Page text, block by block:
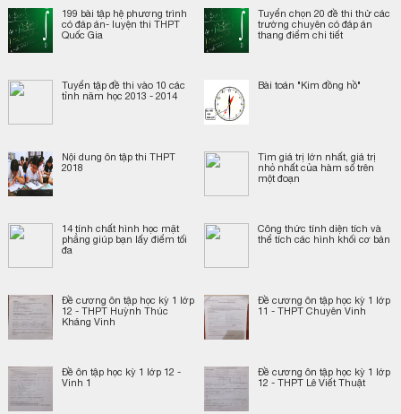
199 bài tập hệ phương trình
có đáp án- luyện thi THPT
Quốc Gia
Tuyển chọn 20 đề thi thử các
trường chuyên có đáp án
thang điểm chi tiết
Tuyển tập đề thi vào 10 các
tỉnh năm học 2013 - 2014
Bài toán "Kim đồng hồ"
Nội dung ôn tập thi THPT
2018
Tìm giá trị lớn nhất, giá trị
nhỏ nhất của hàm số trên
một đoạn
14 tính chất hình học mặt
phẳng giúp bạn lấy điểm tối
đa
Công thức tính diện tích và
thể tích các hình khối cơ bản
Đề cương ôn tập học kỳ 1 lớp
12 - THPT Huỳnh Thúc
Kháng Vinh
Đề cương ôn tập học kỳ 1 lớp
11 - THPT Chuyên Vinh
Đề ôn tập học kỳ 1 lớp 12 -
Vinh 1
Đề cương ôn tập học kỳ 1 lớp
12 - THPT Lê Viết Thuật